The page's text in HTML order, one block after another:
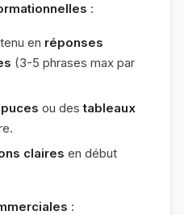
:
en réponses
(3-5 phrases max par
ou destableaux
claires en début
: